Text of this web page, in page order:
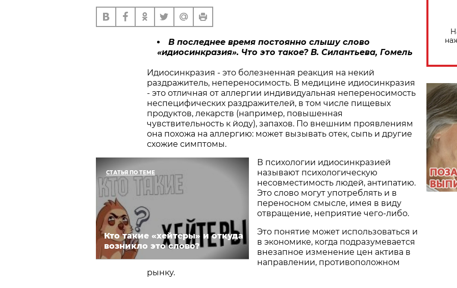
В последнее время постоянно слышу слово
«идиосинкразия». Что это такое? В. Силантьева, Гомель
Идиосинкразия - это болезненная реакция на некий
раздражитель, непереносимость. В медицине идиосинкразия
- это отличная от аллергии индивидуальная непереносимость
неспецифических раздражителей, в том числе пищевых
продуктов, лекарств (например, повышенная
чувствительность к йоду), запахов. По внешним проявлениям
она похожа на аллергию: может вызывать отек, сыпь и другие
схожие симптомы.
СТАТЬЯ ПО ТЕМЕ
Кто такие «хейтеры» и откуда
возникло это слово?
В психологии идиосинкразией
называют психологическую
несовместимость людей, антипатию.
Это слово могут употреблять и в
переносном смысле, имея в виду
отвращение, неприятие чего-либо.
Это понятие может использоваться и
в экономике, когда подразумевается
внезапное изменение цен актива в
направлении, противоположном
рынку.